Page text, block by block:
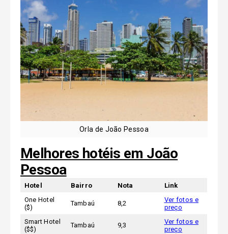
Orla de João Pessoa
Melhores hotéis em João
Pessoa
Hotel Bairro Nota
Link
One Hotel
($)
Tambaú 8,2
Ver fotos e
preço
Smart Hotel
($$)
Tambaú 9,3
Ver fotos e
preço